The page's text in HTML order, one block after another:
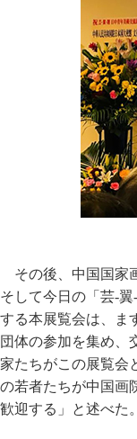
その後、中国国家
そして今日の「芸-
する本展覧会は、ま
団体の参加を集め、
家たちがこの展覧会
の若者たちが中国画
歓迎する」と述べた。